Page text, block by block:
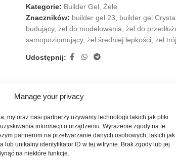
Manage your privacy
my oraz nasi partnerzy używamy technologii takich jak pliki
informacji o urządzeniu. Wyrażenie zgody na te
partnerom na przetwarzanie danych osobowych, takich jak
lub unikalny identyfikator ID w tej witrynie. Brak zgody lub jej
na niektóre funkcje.
Kategorie: Builder Gel, Żele
Znaczników: builder gel 23 builder gel
budujący, żel do modelowania żel do
samopoziomujący, żel średniej lepkości, żel
Udostępnij:
precyzyjnej i stabilnej pracy przy
się zarówno w profesjonalnych salonach
produktu na płytce.